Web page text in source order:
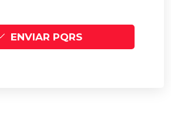
ENVIAR PQRS